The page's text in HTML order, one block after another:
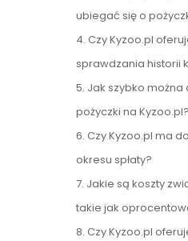
ubiegać się o
4. Czy Kyzoo.pl
sprawdzania historii
5. Jak szybko
pożyczki na Kyzoo.pl?
6. Czy Kyzoo.pl ma
okresu spłaty?
7. Jakie są koszty
takie jak
8. Czy Kyzoo.pl